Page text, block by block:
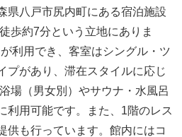
県八戸市尻内町にある宿泊施設
歩約7分という立地にありま
利用でき、客室はシングル・ツ
プがあり、滞在スタイルに応じ
場（男女別）やサウナ・水風呂
利用可能です。また、1階のレス
供も行っています。館内にはコ